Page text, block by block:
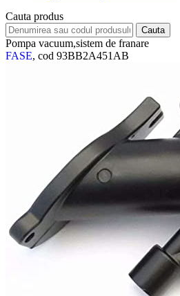
Cauta produs
Pompa vacuum,sistem de franare
FASE, cod 93BB2A451AB